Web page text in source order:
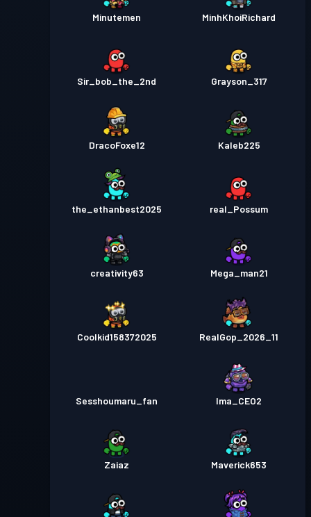
Minutemen MinhKhoiRichard
Sir_bob_the_2nd Grayson_317
DracoFoxe12 Kaleb225
the_ethanbest2025 real_Possum
creativity63 Mega_man21
Coolkid158372025 RealGop_2026_11
Sesshoumaru_fan Ima_CEO2
Zaiaz Maverick653